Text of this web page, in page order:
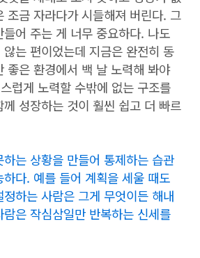
조금 자라다가 시들해져 버린다. 그
어 주는 게 너무 중요하다. 나도
는 편이었는데 지금은 완전히 동
좋은 환경에서 백 날 노력해 봐야
럽게 노력할 수밖에 없는 구조를
성장하는 것이 훨씬 쉽고 더 빠르
는 상황을 만들어 통제하는 습관
다. 예를 들어 계획을 세울 때도
하는 사람은 그게 무엇이든 해내
은 작심삼일만 반복하는 신세를